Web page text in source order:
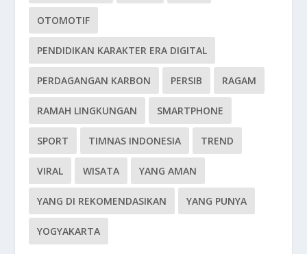
OTOMOTIF
PENDIDIKAN KARAKTER ERA DIGITAL
PERDAGANGAN KARBON PERSIB RAGAM
RAMAH LINGKUNGAN SMARTPHONE
SPORT TIMNAS INDONESIA TREND
VIRAL WISATA YANG AMAN
YANG DI REKOMENDASIKAN YANG PUNYA
YOGYAKARTA